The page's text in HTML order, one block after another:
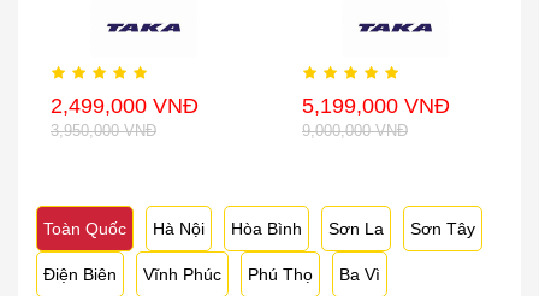
2,499,000 VNĐ
3,950,000 VNĐ
5,199,000 VNĐ
9,000,000 VNĐ
Toàn Quốc Hà Nội Hòa Bình Sơn La Sơn Tây
Điện Biên Vĩnh Phúc Phú Thọ Ba Vì